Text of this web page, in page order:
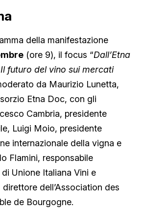
della manifestazione
(ore 9), il focus “Dall’Etna
futuro del vino sui mercati
da Maurizio Lunetta,
Etna Doc, con gli
Cambria, presidente
Luigi Moio, presidente
internazionale della vigna e
Flamini, responsabile
di Unione Italiana Vini e
dell’Association des
de Bourgogne.